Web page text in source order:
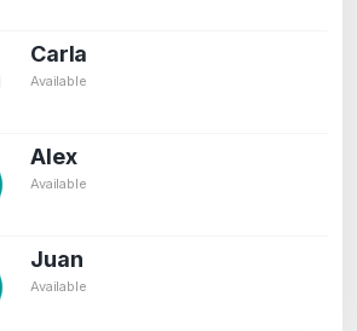
Carla
Available
Alex
Available
Juan
Available